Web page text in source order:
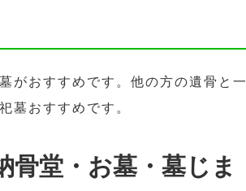
がおすすめです。他の方の遺骨と一
墓おすすめです。
骨堂・お墓・墓じま